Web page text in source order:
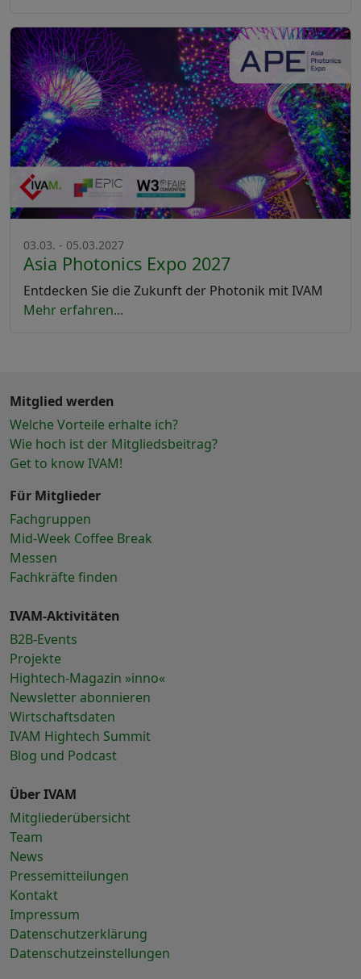
03.03. - 05.03.2027
Asia Photonics Expo 2027
Entdecken Sie die Zukunft der Photonik mit IVAM
Mehr erfahren...
Mitglied werden
Welche Vorteile erhalte ich?
Wie hoch ist der Mitgliedsbeitrag?
Get to know IVAM!
Für Mitglieder
Fachgruppen
Mid-Week Coffee Break
Messen
Fachkräfte finden
IVAM-Aktivitäten
B2B-Events
Projekte
Hightech-Magazin »inno«
Newsletter abonnieren
Wirtschaftsdaten
IVAM Hightech Summit
Blog und Podcast
Über IVAM
Mitgliederübersicht
Team
News
Pressemitteilungen
Kontakt
Impressum
Datenschutzerklärung
Datenschutzeinstellungen